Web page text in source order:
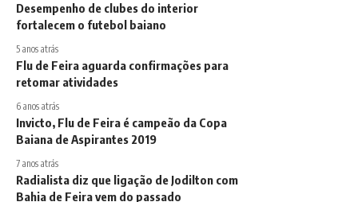
Desempenho de clubes do interior
fortalecem o futebol baiano
5 anos atrás
Flu de Feira aguarda confirmações para
retomar atividades
6 anos atrás
Invicto, Flu de Feira é campeão da Copa
Baiana de Aspirantes 2019
7 anos atrás
Radialista diz que ligação de Jodilton com
Bahia de Feira vem do passado